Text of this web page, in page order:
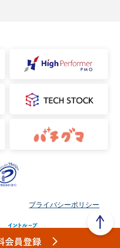
プライバシーポリシー